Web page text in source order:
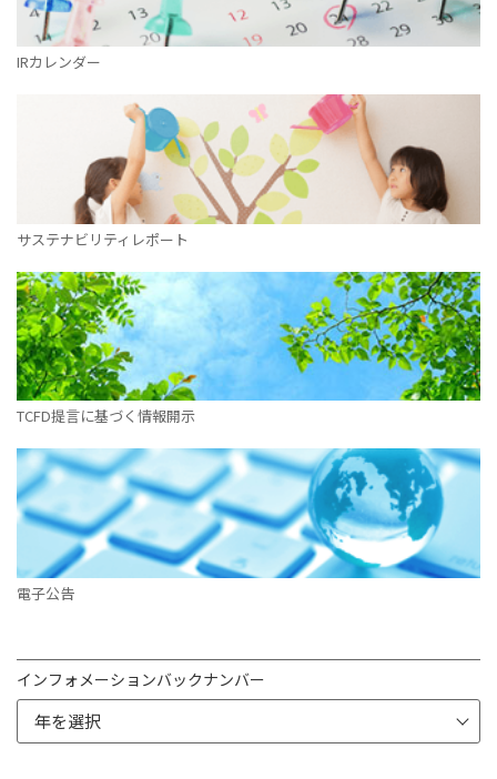
IRカレンダー
サステナビリティレポート
TCFD提言に基づく情報開示
電子公告
インフォメーションバックナンバー